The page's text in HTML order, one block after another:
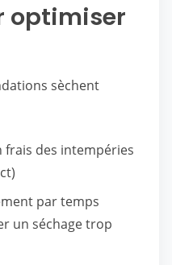
optimiser
sèchent
frais des intempéries
par temps
un séchage trop